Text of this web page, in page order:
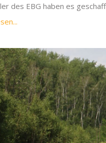
des EBG haben es